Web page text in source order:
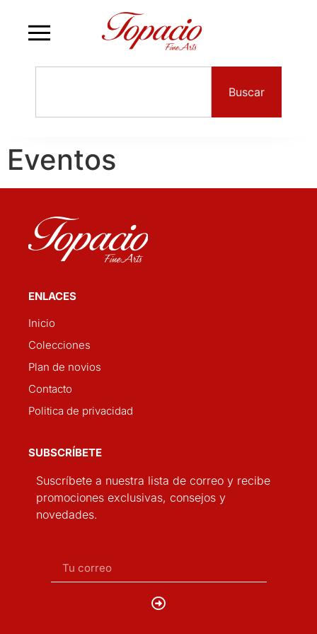
Buscar
Eventos
ENLACES
Inicio
Colecciones
Plan de novios
Contacto
Politica de privacidad
SUBSCRÍBETE
Suscríbete a nuestra lista de correo y recibe
promociones exclusivas, consejos y
novedades.